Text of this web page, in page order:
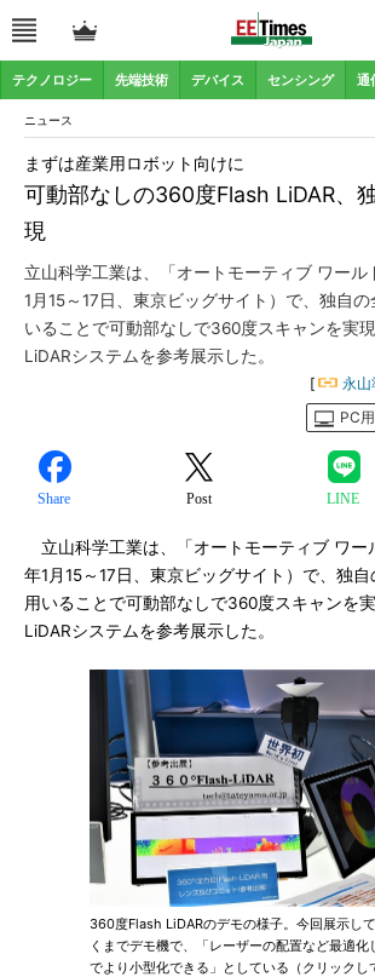
テクノロジー 先端技術 デバイス センシング 通
ニュース
可動部なしの360度Flash LiDAR、
現
まずは産業用ロボット向けに
立山科学工業は、「オートモーティブ ワー
1月15～17日、東京ビッグサイト）で、独自
いることで可動部なしで360度スキャンを実
LiDARシステムを参考展示した。
[ 永山
PC
Share Post LINE
立山科学工業は、「オートモーティブ ワー
年1月15～17日、東京ビッグサイト）で、独
用いることで可動部なしで360度スキャンを
LiDARシステムを参考展示した。
360度Flash LiDARのデモの様子。今回展示し
くまでデモ機で、「レーザーの配置など最適化
でより小型化できる」としている（クリックし